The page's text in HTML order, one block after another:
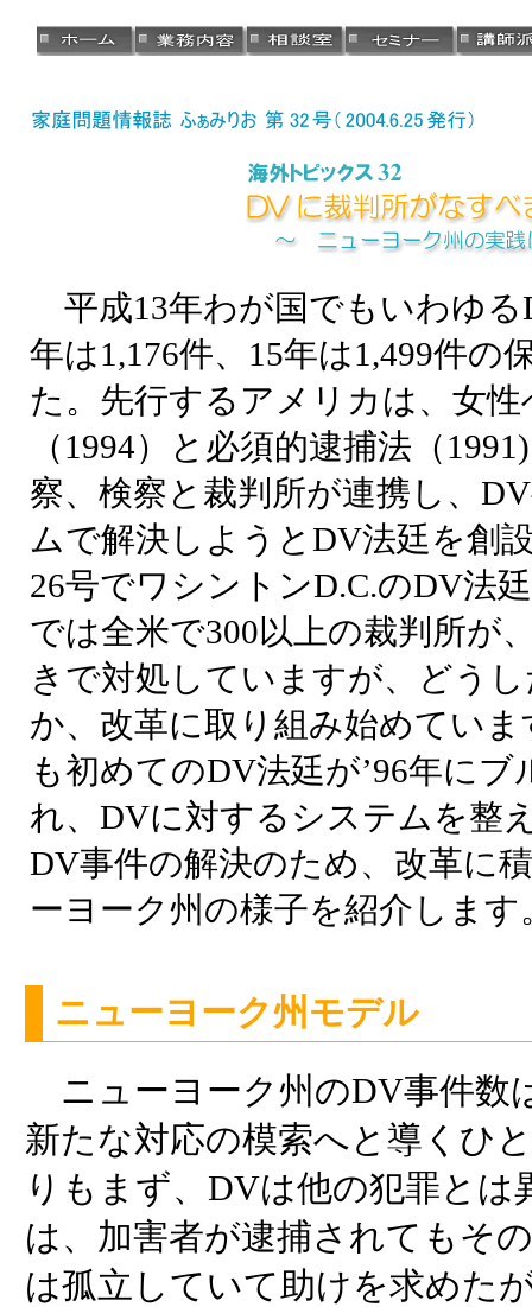
平成13年わが国でもいわゆる
年は1,176件、15年は1,499件の
た。先行するアメリカは、女
（1994）と必須的逮捕法（
察、検察と裁判所が連携し、
ムで解決しようとDV法廷を創
26号でワシントンD.C.のDV法
では全米で300以上の裁判所が
きで対処していますが、どう
か、改革に取り組み始めてい
も初めてのDV法廷が’96年に
れ、DVに対するシステムを整
DV事件の解決のため、改革に
ーヨーク州の様子を紹介します
ニューヨーク州モデル
ニューヨーク州のDV事件数
新たな対応の模索へと導くひ
りもまず、DVは他の犯罪とは
は、加害者が逮捕されてもそ
は孤立していて助けを求めた